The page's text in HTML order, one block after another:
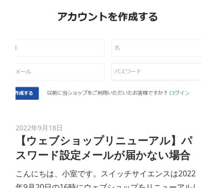
2022年9月18日
【ウェブショップリニューアル】パ
スワード設定メールが届かない場合
こんにちは、小室です。スイッチサイエンスは2022